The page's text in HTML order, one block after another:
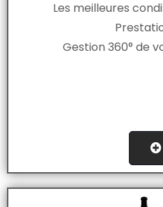
Les meilleures
Gestion 360° de